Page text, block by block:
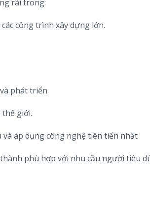
rãi trong:
công trình xây dựng lớn.
phát triển
giới.
và áp dụng công nghệ tiên tiến nhất
phù hợp với nhu cầu người tiêu